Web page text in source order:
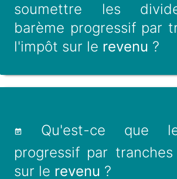
soumettre les
barème progressif par
l'impôt sur le revenu ?
Qu'est-ce que
progressif par
sur le revenu ?